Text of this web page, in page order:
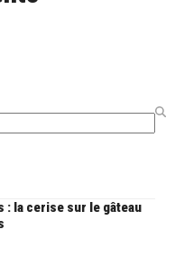
: la cerise sur le gâteau